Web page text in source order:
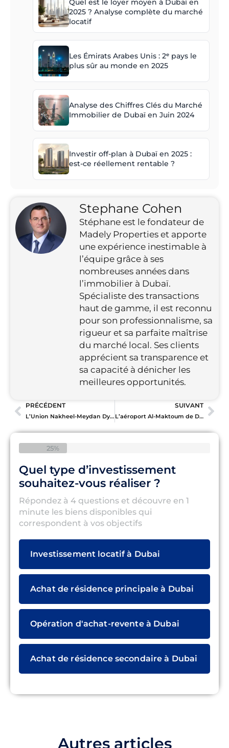
Quel est le loyer moyen à Dubaï en
2025 ? Analyse complète du marché
locatif
Les Émirats Arabes Unis : 2ᵉ pays le
plus sûr au monde en 2025
Analyse des Chiffres Clés du Marché
Immobilier de Dubaï en Juin 2024
Investir off-plan à Dubaï en 2025 :
est-ce réellement rentable ?
Stephane Cohen
Stéphane est le fondateur de
Madely Properties et apporte
une expérience inestimable à
l’équipe grâce à ses
nombreuses années dans
l’immobilier à Dubaï.
Spécialiste des transactions
haut de gamme, il est reconnu
pour son professionnalisme, sa
rigueur et sa parfaite maîtrise
du marché local. Ses clients
apprécient sa transparence et
sa capacité à dénicher les
meilleures opportunités.
PRÉCÉDENT
L’Union Nakheel-Meydan Dynamise Dubai Holding : Une Fusion Stratégique pour le Rayonnement Mondial de Dubaï
SUIVANT
L’aéroport Al-Maktoum de Dubaï : Un Géant en Devenir
25%
Quel type d’investissement
souhaitez-vous réaliser ?
Répondez à 4 questions et découvre en 1
minute les biens disponibles qui
correspondent à vos objectifs
Investissement locatif à Dubai
Achat de résidence principale à Dubai
Opération d'achat-revente à Dubai
Achat de résidence secondaire à Dubai
Autres articles